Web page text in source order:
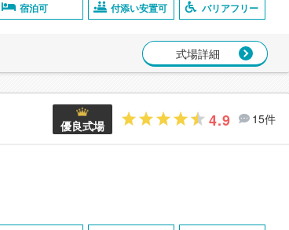
宿泊可 付添い安置可 バリアフリー
式場詳細
優良式場 4.9 15件